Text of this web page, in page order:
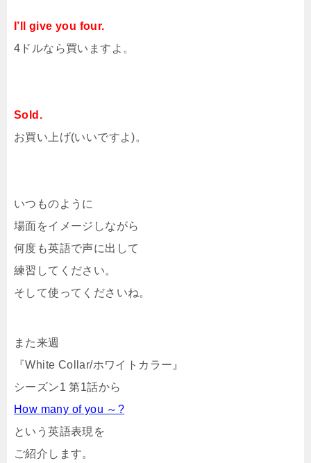
I’ll give you four.
4ドルなら買いますよ。
Sold.
お買い上げ(いいですよ)。
いつものように
場面をイメージしながら
何度も英語で声に出して
練習してください。
そして使ってくださいね。
また来週
『White Collar/ホワイトカラー』
シーズン1 第1話から
How many of you ～?
という英語表現を
ご紹介します。